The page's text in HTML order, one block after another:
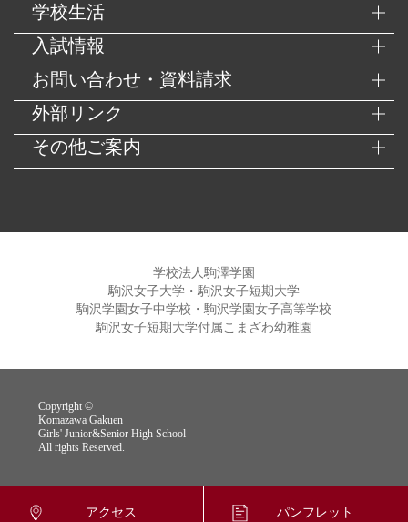
アクセス パンフレット
学校生活
入試情報
お問い合わせ・資料請求
外部リンク
その他ご案内
学校法人駒澤学園
駒沢女子大学・駒沢女子短期大学
駒沢学園女子中学校・駒沢学園女子高等学校
駒沢女子短期大学付属こまざわ幼稚園
Copyright ©
Komazawa Gakuen
Girls' Junior&Senior High School
All rights Reserved.